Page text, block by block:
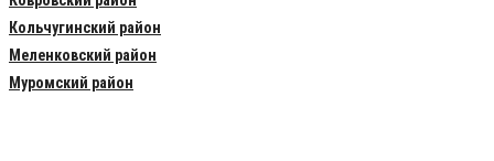
Кольчугинский район
Меленковский район
Муромский район